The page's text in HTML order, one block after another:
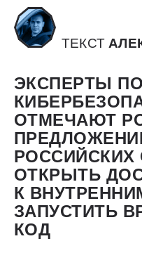
ТЕКСТ
ЭКСПЕРТЫ ПО
ОТМЕЧАЮТ
РОССИЙСКИХ
ОТКРЫТЬ
К
ЗАПУСТИТЬ
КОД